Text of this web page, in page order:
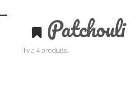
Patchouli
Il y a 4 produits.